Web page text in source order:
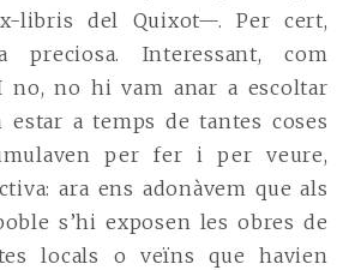
libris del Quixot—. Per cert,
preciosa. Interessant, com
no, no hi vam anar a escoltar
estar a temps de tantes coses
per fer i per veure,
ara ens adonàvem que als
s’hi exposen les obres de
locals o veïns que havien